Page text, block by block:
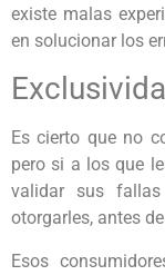
existe malas
en solucionar los
Es cierto que no
pero si a los que
validar sus fallas
otorgarles, antes
Esos